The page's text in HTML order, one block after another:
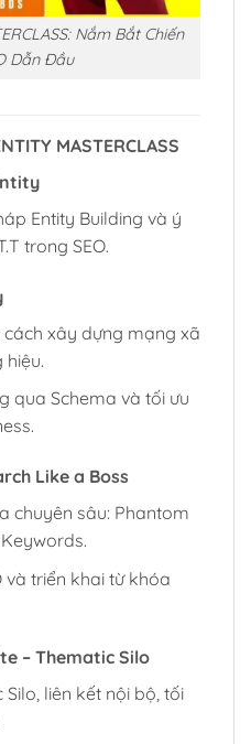
Nắm Bắt Chiến
Dẫn Đầu
MASTERCLASS
Entity Building và ý
trong SEO.
xây dựng mạng xã
hiệu.
qua Schema và tối ưu
Like a Boss
chuyên sâu: Phantom
và triển khai từ khóa
– Thematic Silo
liên kết nội bộ, tối